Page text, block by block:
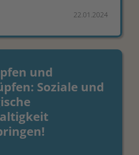
22.01.2024
und
Soziale und